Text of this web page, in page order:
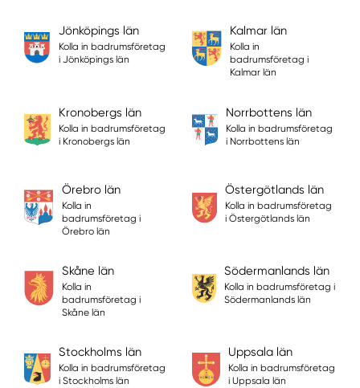
Jönköpings län
Kolla in badrumsföretag
i Jönköpings län
Kalmar län
Kolla in
badrumsföretag i
Kalmar län
Kronobergs län
Kolla in badrumsföretag
i Kronobergs län
Norrbottens län
Kolla in badrumsföretag
i Norrbottens län
Örebro län
Kolla in
badrumsföretag i
Örebro län
Östergötlands län
Kolla in badrumsföretag
i Östergötlands län
Skåne län
Kolla in
badrumsföretag i
Skåne län
Södermanlands län
Kolla in badrumsföretag i
Södermanlands län
Stockholms län
Kolla in badrumsföretag
i Stockholms län
Uppsala län
Kolla in badrumsföretag
i Uppsala län